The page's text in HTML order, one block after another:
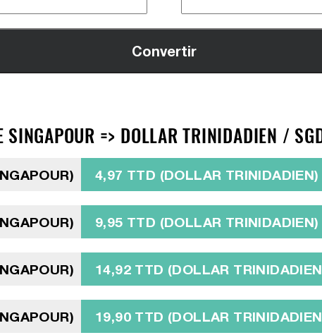
=> DOLLAR TRINIDADIEN /
4,97 TTD (DOLLAR TRINIDADIEN)
9,95 TTD (DOLLAR TRINIDADIEN)
14,92 TTD (DOLLAR
19,90 TTD (DOLLAR